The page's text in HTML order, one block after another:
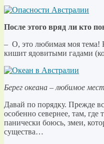
После этого вряд ли кто
– О, это любимая моя тема!
кишит ядовитыми гадами
Берег океана – любимое
Давай по порядку. Прежде
особенно севернее, там,
панически боюсь, змеи,
существа…